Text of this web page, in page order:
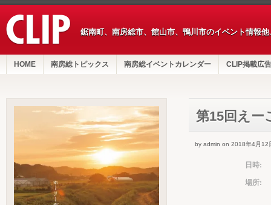
鋸南町、南房総市、館山市、鴨川市のイベント情報
HOME 南房総トピックス 南房総イベントカレンダー CLIP掲載広告
第15回えー
by admin on 2018年4月12
日時:
場所: